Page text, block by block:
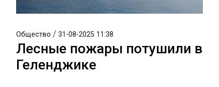
Общество / 31-08-2025 11:38
Лесные пожары потушили в
Геленджике